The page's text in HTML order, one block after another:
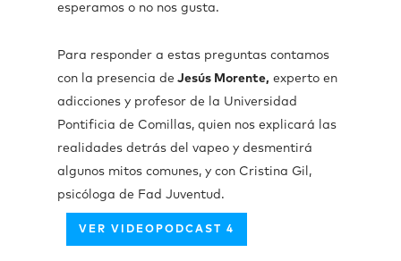
esperamos o no nos gusta.
Para responder a estas preguntas contamos
con la presencia de Jesús Morente, experto en
adicciones y profesor de la Universidad
Pontificia de Comillas, quien nos explicará las
realidades detrás del vapeo y desmentirá
algunos mitos comunes, y con Cristina Gil,
psicóloga de Fad Juventud.
VER VIDEOPODCAST 4